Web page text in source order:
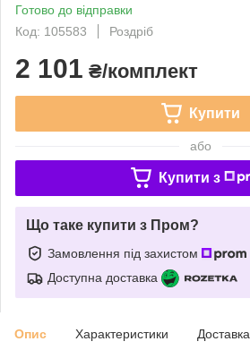
Готово до відправки
Код: 105583
Роздріб
2 101 ₴/комплект
Купити
або
Купити з
Що таке купити з Пром?
Замовлення під захистом
Доступна доставка
Опис Характеристики Доставка